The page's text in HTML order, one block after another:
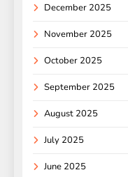
December 2025
November 2025
October 2025
September 2025
August 2025
July 2025
June 2025